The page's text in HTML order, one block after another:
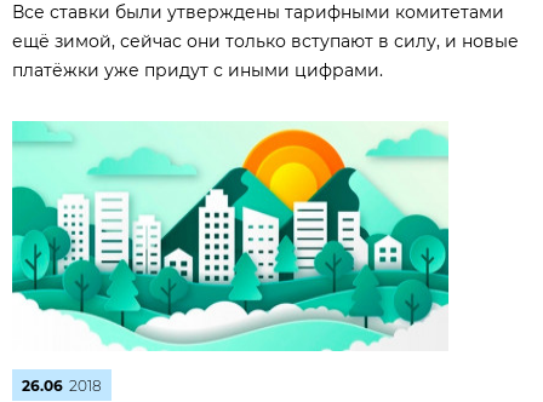
Все ставки были утверждены тарифными комитетами
ещё зимой, сейчас они только вступают в силу, и новые
платёжки уже придут с иными цифрами.
26.06 2018